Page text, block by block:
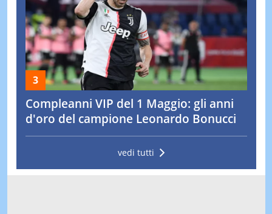
Compleanni VIP del 1 Maggio: gli anni
d'oro del campione Leonardo Bonucci
vedi tutti